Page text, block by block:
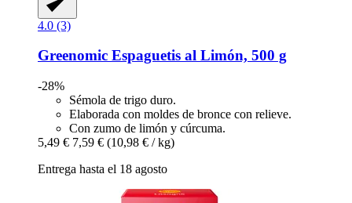
4.0 (3)
Greenomic Espaguetis al Limón, 500 g
-28%
Sémola de trigo duro.
Elaborada con moldes de bronce con relieve.
Con zumo de limón y cúrcuma.
5,49 € 7,59 € (10,98 € / kg)
Entrega hasta el 18 agosto